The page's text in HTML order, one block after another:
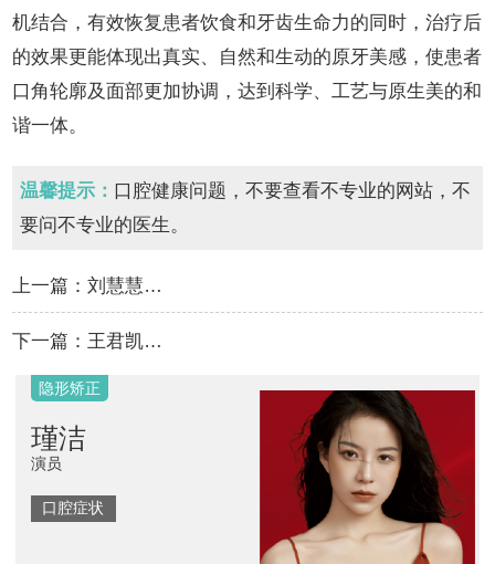
机结合，有效恢复患者饮食和牙齿生命力的同时，治疗后
的效果更能体现出真实、自然和生动的原牙美感，使患者
口角轮廓及面部更加协调，达到科学、工艺与原生美的和
谐一体。
温馨提示： 口腔健康问题，不要查看不专业的网站，不
要问不专业的医生。
上一篇：刘慧慧…
下一篇： 王君凯…
隐形矫正
瑾洁
演员
口腔症状